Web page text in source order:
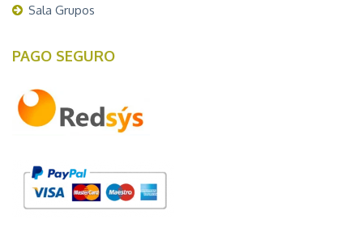
Sala Grupos
PAGO SEGURO